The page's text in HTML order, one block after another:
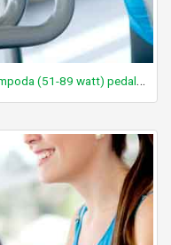
Kondisyon bisikletinde hafif ve orta tempoda (51-89 watt) pedal çevirmek